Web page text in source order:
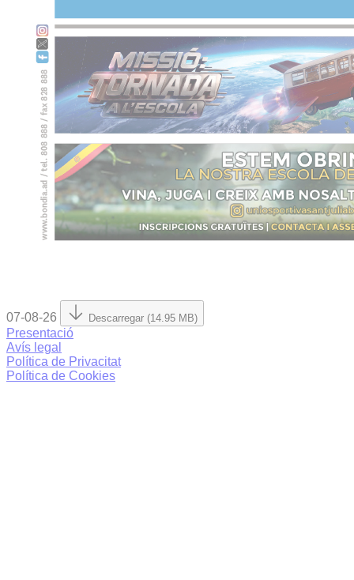
07-08-26 Descarregar (14.95 MB)
Presentació
Avís legal
Política de Privacitat
Política de Cookies